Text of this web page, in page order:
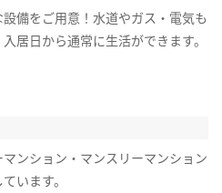
備をご用意！水道やガス・電気も
居日から通常に生活ができます。
マンション・マンスリーマンション
います。